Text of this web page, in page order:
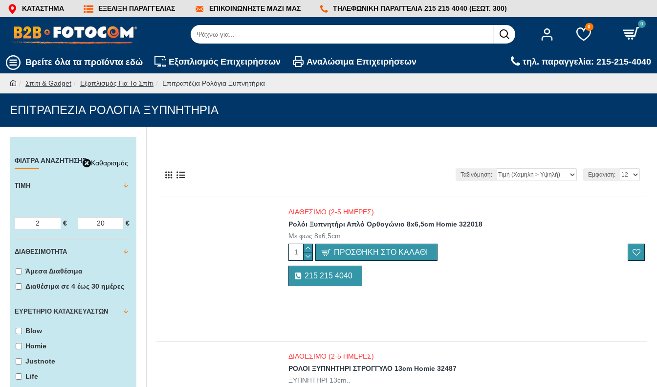
ΚΑΤΆΣΤΗΜΑ ΕΞΈΛΙΞΗ ΠΑΡΑΓΓΕΛΊΑΣ ΕΠΙΚΟΙΝΩΝΉΣΤΕ ΜΑΖΊ ΜΑΣ ΤΗΛΕΦΩΝΙΚΉ ΠΑΡΑΓΓΕΛΊΑ 215 215 4040 (ΕΣΩΤ. 300)
0
0
Βρείτε όλα τα προϊόντα εδώ Εξοπλισμός Επιχειρήσεων Αναλώσιμα Επιχειρήσεων τηλ. παραγγελία: 215-215-4040
Σπίτι & Gadget Εξοπλισμός Για Το Σπίτι Επιτραπέζια Ρολόγια Ξυπνητήρια
ΕΠΙΤΡΑΠΈΖΙΑ ΡΟΛΌΓΙΑ ΞΥΠΝΗΤΉΡΙΑ
ΦΊΛΤΡΑ ΑΝΑΖΉΤΗΣΗΣ Καθαρισμός
ΤΙΜΉ
€ €
ΕΥΡΕΤΉΡΙΟ ΚΑΤΑΣΚΕΥΑΣΤΏΝ
Blow
Homie
Justnote
Life
ΔΙΑΘΕΣΙΜΌΤΗΤΑ
Άμεσα Διαθέσιμα
Διαθέσιμα σε 4 έως 30 ημέρες
Ταξινόμηση: Εμφάνιση:
ΔΙΑΘΕΣΙΜΟ (2-5 ΗΜΕΡΕΣ)
Ρολόι Ξυπνητήρι Απλό Ορθογώνιο 8x6,5cm Homie 322018
Με φως 8x6,5cm..
ΠΡΟΣΘΉΚΗ ΣΤΟ ΚΑΛΆΘΙ
215 215 4040
ΔΙΑΘΕΣΙΜΟ (2-5 ΗΜΕΡΕΣ)
ΡΟΛΟΙ ΞΥΠΝΗΤΗΡΙ ΣΤΡΟΓΓΥΛΟ 13cm Homie 32487
ΞΥΠΝΗΤΗΡΙ 13cm..